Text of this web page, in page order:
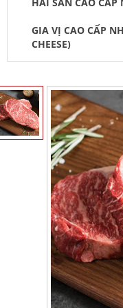
GIA VỊ CAO CẤP
CHEESE)